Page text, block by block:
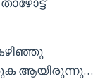
ആയിരുന്നു…